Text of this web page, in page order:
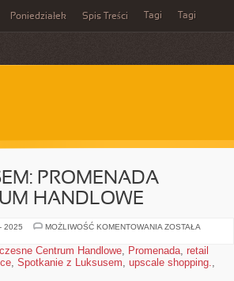
Poniedziałek Spis Treści Tagi Tagi
PROMENADA –
HANDLOWE
2025 MOŻLIWOŚĆ KOMENTOWANIA SPOTKANIE
PROMENADA
–
NOWOCZESNE
ZOSTAŁA
Centrum Handlowe, Promenada, retail
, Spotkanie z Luksusem, upscale shopping.,